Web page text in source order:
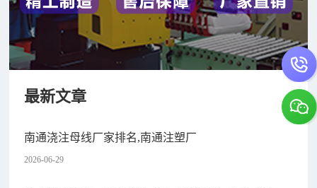
最新文章
南通浇注母线厂家排名,南通注塑厂
2026-06-29